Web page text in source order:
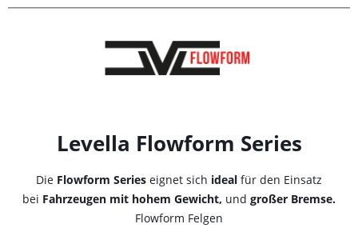
Levella Flowform Series
Die Flowform Series eignet sich ideal für den Einsatz
bei Fahrzeugen mit hohem Gewicht, und großer Bremse.
Flowform Felgen